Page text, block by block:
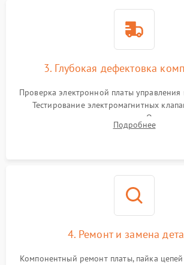
3. Глубокая дефектовка
Проверка электронной платы управления
Тестирование электромагнитных
температуры и расходомера. Оценка
жерновов кофемолки, уплотнительных
Подробнее
4. Ремонт и замена
Компонентный ремонт платы, пайка